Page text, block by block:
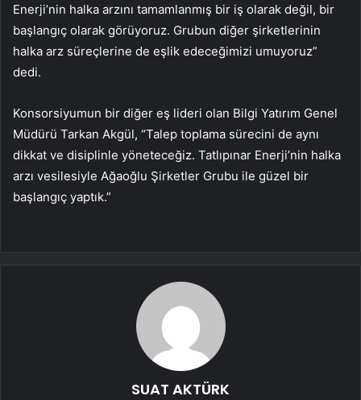
Enerji’nin halka arzını tamamlanmış bir iş olarak değil, bir
başlangıç ​​olarak görüyoruz. Grubun diğer şirketlerinin
halka arz süreçlerine de eşlik edeceğimizi umuyoruz”
dedi.
Konsorsiyumun bir diğer eş lideri olan Bilgi Yatırım Genel
Müdürü Tarkan Akgül, “Talep toplama sürecini de aynı
dikkat ve disiplinle yöneteceğiz. Tatlıpınar Enerji’nin halka
arzı vesilesiyle Ağaoğlu Şirketler Grubu ile güzel bir
başlangıç ​​yaptık.”
SUAT AKTÜRK